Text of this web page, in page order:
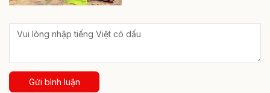
Gửi bình luận